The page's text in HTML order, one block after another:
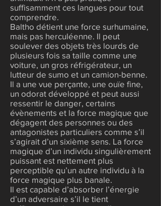
suffisamment ces langues pour tout
comprendre.
Baltho détient une force surhumaine,
mais pas herculéenne. Il peut
soulever des objets très lourds de
plusieurs fois sa taille comme une
voiture, un gros réfrigérateur, un
lutteur de sumo et un camion-benne.
Il a une vue perçante, une ouïe fine,
un odorat développé et peut aussi
ressentir le danger, certains
évènements et la force magique que
dégagent des personnes ou des
antagonistes particuliers comme s’il
s’agirait d’un sixième sens. La force
magique d’un individu singulièrement
puissant est nettement plus
perceptible qu’un autre individu à la
force magique plus banale.
Il est capable d’absorber l’énergie
d’un adversaire s’il le tient